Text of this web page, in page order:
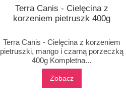
Terra Canis - Cielęcina z
korzeniem pietruszk 400g
Terra Canis - Cielęcina z korzeniem
pietruszki, mango i czarną porzeczką
400g Kompletna...
Zobacz